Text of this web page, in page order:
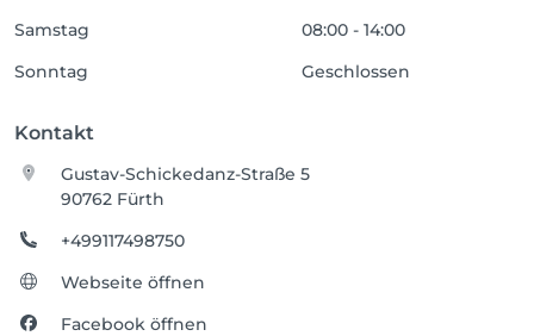
Samstag
08:00 - 14:00
Sonntag
Geschlossen
Kontakt
Gustav-Schickedanz-Straße 5
90762 Fürth
+499117498750
Webseite öffnen
Facebook öffnen